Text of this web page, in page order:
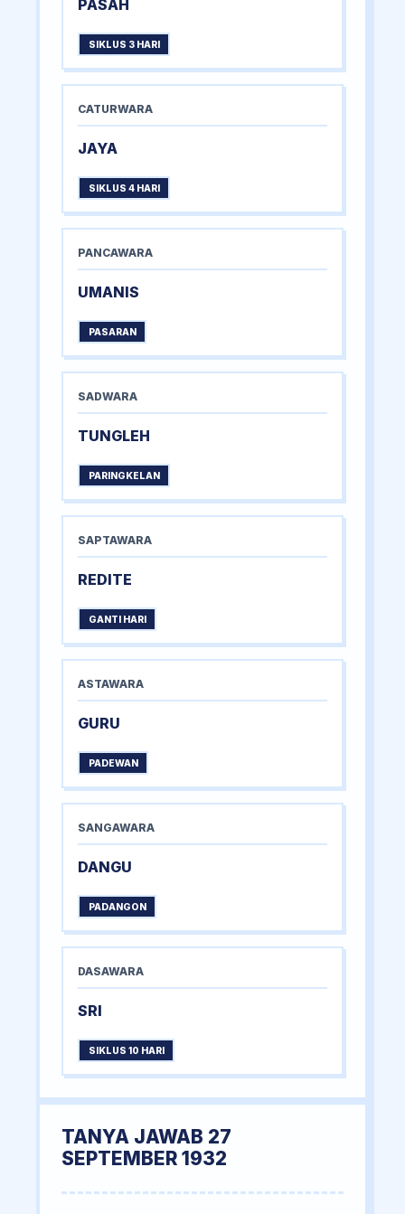
PASAH
SIKLUS 3 HARI
CATURWARA
JAYA
SIKLUS 4 HARI
PANCAWARA
UMANIS
PASARAN
SADWARA
TUNGLEH
PARINGKELAN
SAPTAWARA
REDITE
GANTI HARI
ASTAWARA
GURU
PADEWAN
SANGAWARA
DANGU
PADANGON
DASAWARA
SRI
SIKLUS 10 HARI
TANYA JAWAB 27
SEPTEMBER 1932